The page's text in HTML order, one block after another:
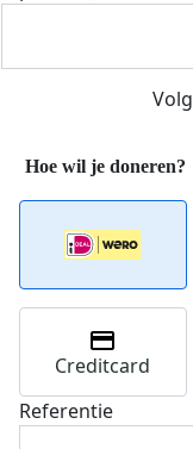
Creditcard
Referentie